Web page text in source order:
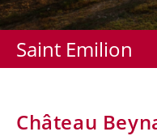
Saint Emilion
Château